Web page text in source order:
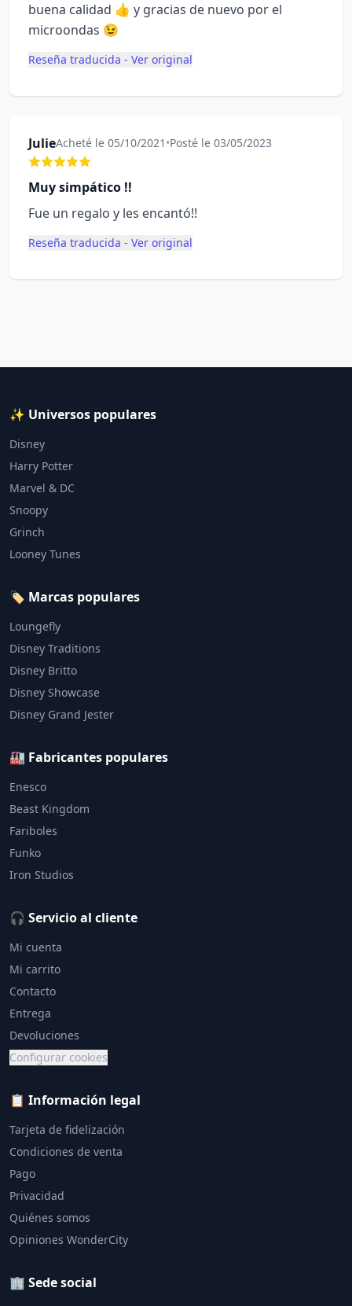
buena calidad 👍 y gracias de nuevo por el
microondas 😉
Reseña traducida - Ver original
JulieAcheté le 05/10/2021 •Posté le 03/05/2023
Muy simpático !!
Fue un regalo y les encantó!!
Reseña traducida - Ver original
✨ Universos populares
Disney
Harry Potter
Marvel & DC
Snoopy
Grinch
Looney Tunes
🏷️ Marcas populares
Loungefly
Disney Traditions
Disney Britto
Disney Showcase
Disney Grand Jester
🏭 Fabricantes populares
Enesco
Beast Kingdom
Fariboles
Funko
Iron Studios
🎧 Servicio al cliente
Mi cuenta
Mi carrito
Contacto
Entrega
Devoluciones
Configurar cookies
📋 Información legal
Tarjeta de fidelización
Condiciones de venta
Pago
Privacidad
Quiénes somos
Opiniones WonderCity
🏢 Sede social